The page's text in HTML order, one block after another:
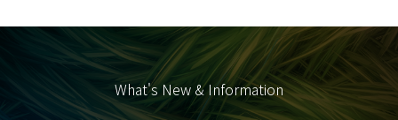
What's New & Information